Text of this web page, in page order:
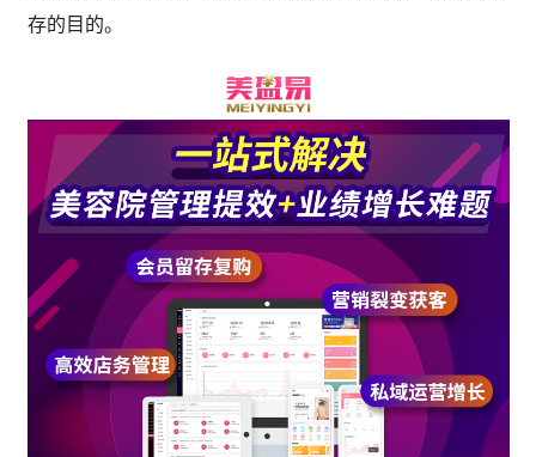
存的目的。